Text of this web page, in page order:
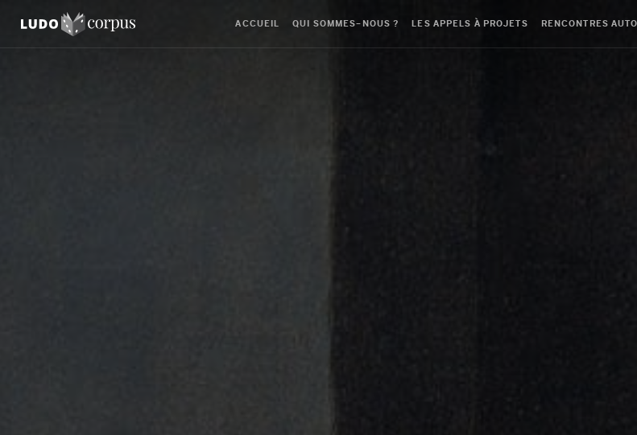
ACCUEIL QUI SOMMES-NOUS ? LES APPELS À PROJETS RENCONTRES